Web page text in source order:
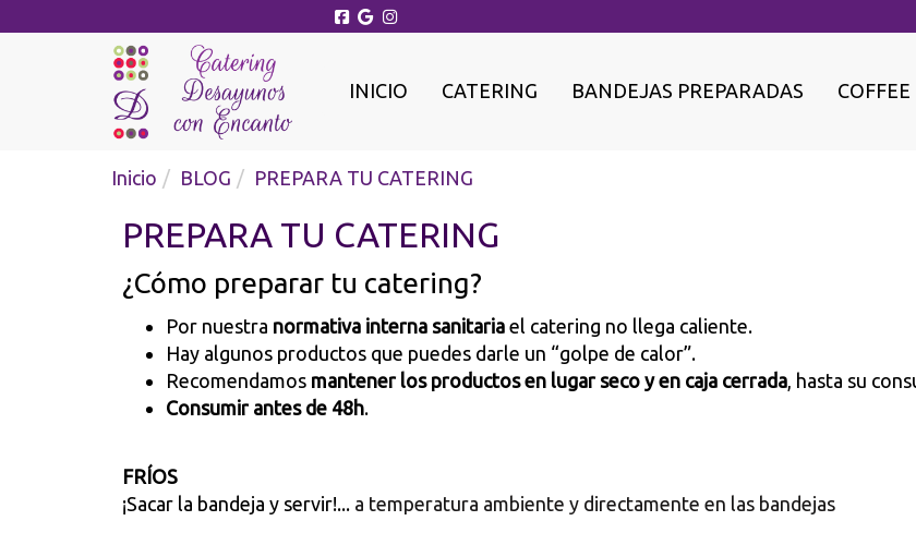
INICIO CATERING BANDEJAS PREPARADAS COFFEE
Inicio BLOG PREPARA TU CATERING
PREPARA TU CATERING
¿Cómo preparar tu catering?
Por nuestra normativa interna sanitaria el catering no llega caliente.
Hay algunos productos que puedes darle un “golpe de calor”.
Recomendamos mantener los productos en lugar seco y en caja cerrada, hasta su
Consumir antes de 48h.
FRÍOS
¡Sacar la bandeja y servir!... a temperatura ambiente y directamente en las bandejas